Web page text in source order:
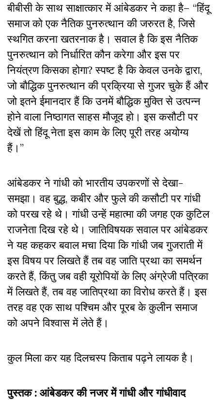
बीबीसी के साथ साक्षात्कार में आंबेडकर ने कहा है– “हिंदू
समाज को एक नैतिक पुनरुत्थान की जरुरत है, जिसे
स्थगित करना खतरनाक है। सवाल है कि इस नैतिक
पुनरुत्थान को निर्धारित कौन करेगा और इस पर
नियंत्रण किसका होगा? स्पष्ट है कि केवल उनके द्वारा,
जो बौद्धिक पुनरुत्थान की प्रक्रिया से गुजर चुके हैं और
जो इतने ईमानदार हैं कि उनमें बौद्धिक मुक्ति से उत्पन्न
होने वाला निष्ठागत साहस मौजूद हो। इस कसौटी पर
देखें तो हिंदू नेता इस काम के लिए पूरी तरह अयोग्य
हैं।”
आंबेडकर ने गांधी को भारतीय उपकरणों से देखा-
समझा। वह बुद्ध, कबीर और फुले की कसौटी पर गांधी
को परख रहे थे। गांधी उन्हें महात्मा की जगह एक कुटिल
राजनेता दिख रहे थे। जातिविषयक सवाल पर आंबेडकर
ने यह कहकर बवाल मचा दिया कि गांधी जब गुजराती में
इस विषय पर लिखते हैं तब वह जाति प्रथा का समर्थन
करते हैं, किंतु जब वही यूरोपियों के लिए अंग्रेजी पत्रिका
में लिखते हैं, तब वह जातिप्रथा का विरोध करते हैं। इस
तरह वह एक साथ पश्चिम और पूरब के कुलीन समाज
को अपने विश्वास में लेते हैं।
कुल मिला कर यह दिलचस्प किताब पढ़ने लायक है।
पुस्तक : आंबेडकर की नजर में गांधी और गांधीवाद